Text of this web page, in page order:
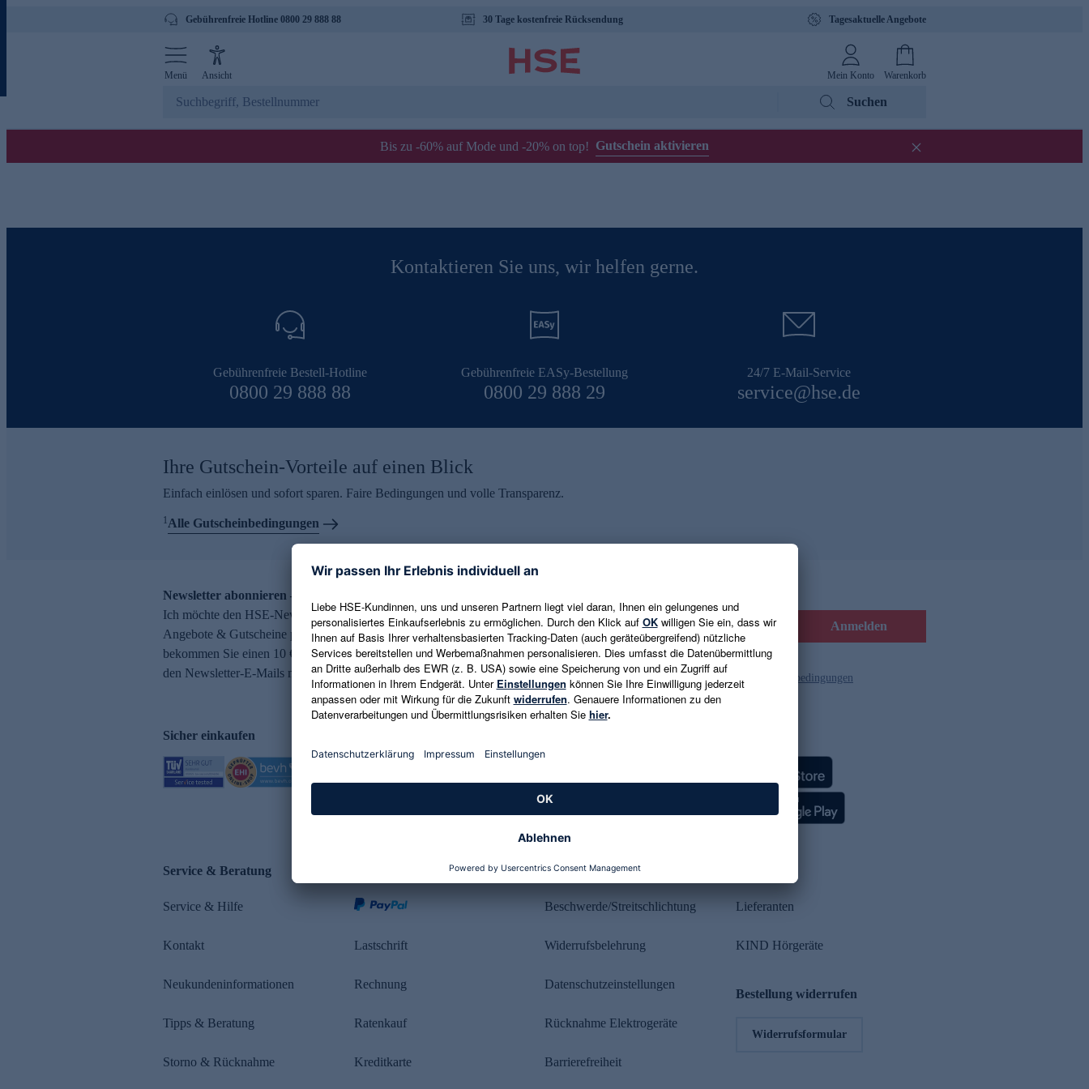
Gebührenfreie Hotline 0800 29 888 88 30 Tage kostenfreie Rücksendung Tagesaktuelle Angebote
Menü Ansicht Mein Konto Warenkorb
Suchen
Bis zu -60% auf Mode und -20% on top! Gutschein aktivieren
Kontaktieren Sie uns, wir helfen gerne.
Gebührenfreie Bestell-Hotline
0800 29 888 88
Gebührenfreie EASy-Bestellung
0800 29 888 29
24/7 E-Mail-Service
service@hse.de
Ihre Gutschein-Vorteile auf einen Blick
Einfach einlösen und sofort sparen. Faire Bedingungen und volle Transparenz.
1Alle Gutscheinbedingungen
Newsletter abonnieren – 10 € Gutschein erhalten
Ich möchte den HSE-Newsletter abonnieren und aktuelle Trends,
Angebote & Gutscheine per E-Mail erhalten. Als Dankeschön
bekommen Sie einen 10 € Gutschein. Eine Abmeldung ist jederzeit in
den Newsletter-E-Mails möglich.
E-Mail-Adresse eingeben Anmelden
Es gelten die Datenschutzrichtlinien und die Gutscheinbedingungen
Sicher einkaufen
Service & Beratung
Service & Hilfe
Kontakt
Neukundeninformationen
Tipps & Beratung
Storno & Rücknahme
Lastschrift
Rechnung
Ratenkauf
Kreditkarte
Rechtliches
Beschwerde/Streitschlichtung
Widerrufsbelehrung
Datenschutzeinstellungen
Rücknahme Elektrogeräte
Barrierefreiheit
Lieferanten
KIND Hörgeräte
Bestellung widerrufen
Widerrufsformular